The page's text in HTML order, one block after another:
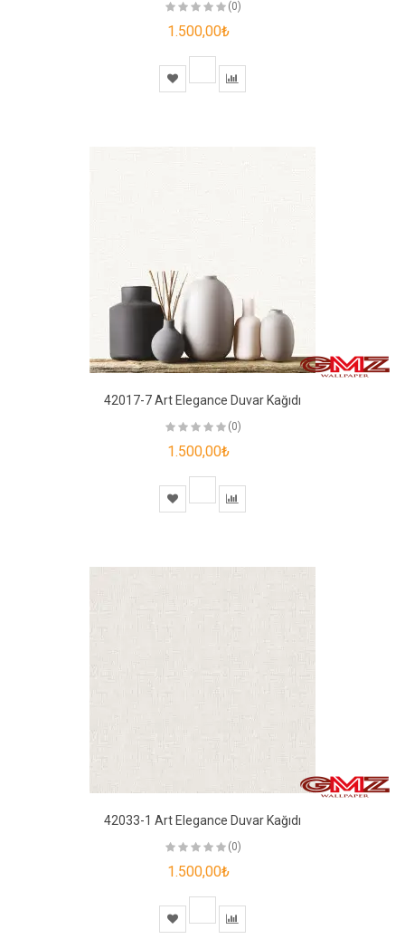
(0)
1.500,00₺
42017-7 Art Elegance Duvar Kağıdı
(0)
1.500,00₺
42033-1 Art Elegance Duvar Kağıdı
(0)
1.500,00₺